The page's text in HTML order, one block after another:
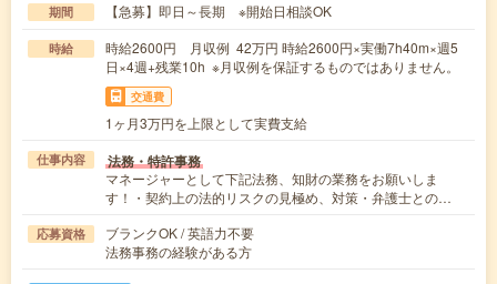
期間 【急募】即日～長期 ※開始日相談OK
時給
時給2600円 月収例 42万円 時給2600円×実働7h40m×週5
日×4週+残業10h ※月収例を保証するものではありません。
交通費
1ヶ月3万円を上限として実費支給
仕事内容 法務・特許事務
マネージャーとして下記法務、知財の業務をお願いしま
す！・契約上の法的リスクの見極め、対策・弁護士との…
応募資格
ブランクOK / 英語力不要
法務事務の経験がある方